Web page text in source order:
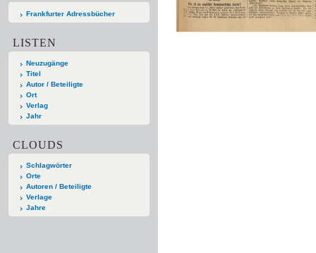
Frankfurter Adressbücher
LISTEN
Neuzugänge
Titel
Autor / Beteiligte
Ort
Verlag
Jahr
CLOUDS
Schlagwörter
Orte
Autoren / Beteiligte
Verlage
Jahre